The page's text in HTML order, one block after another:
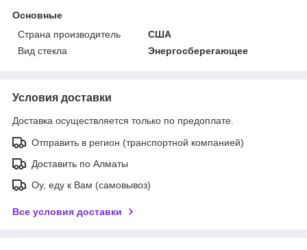
Основные
Страна производитель
США
Вид стекла
Энергосберегающее
Условия доставки
Доставка осуществляется только по предоплате.
Отправить в регион (транспортной компанией)
Доставить по Алматы
Оу, еду к Вам (самовывоз)
Все условия доставки